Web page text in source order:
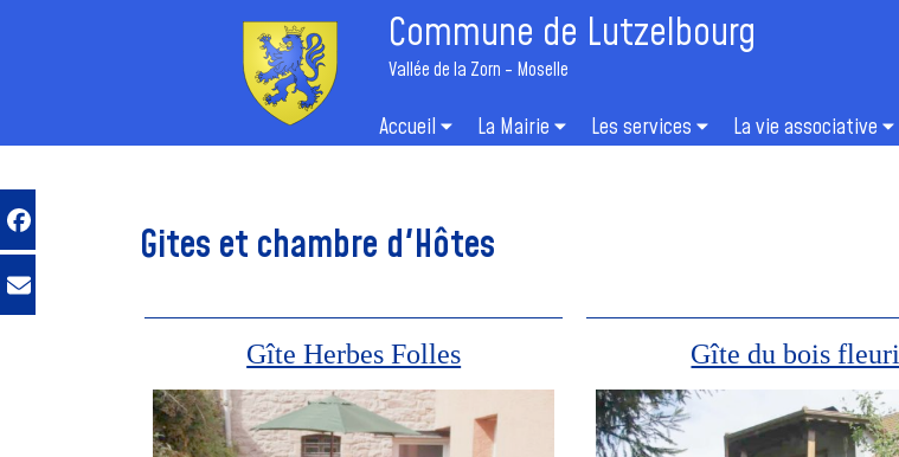
Commune de Lutzelbourg
Vallée de la Zorn - Moselle
Accueil La Mairie Les services La vie associative
Gites et chambre d'Hôtes
Gîte Herbes Folles Gîte du bois fleuri